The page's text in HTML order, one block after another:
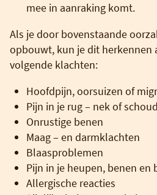
mee in aanraking komt.
Als je door bovenstaande
opbouwt, kun je dit herkennen
volgende klachten:
Hoofdpijn, oorsuizen of
Pijn in je rug – nek of
Onrustige benen
Maag – en darmklachten
Blaasproblemen
Pijn in je heupen, benen en
Allergische reacties